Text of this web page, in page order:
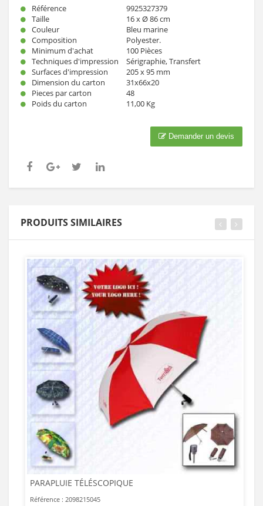
Référence
9925327379
Taille
16 x Ø 86 cm
Couleur
Bleu marine
Composition
Polyester.
Minimum d'achat
100 Pièces
Techniques d'impression
Sérigraphie, Transfert
Surfaces d'impression
205 x 95 mm
Dimension du carton
31x66x20
Pieces par carton
48
Poids du carton
11,00 Kg
Demander un devis
PRODUITS SIMILAIRES
PARAPLUIE TÉLÉSCOPIQUE
Référence : 2098215045